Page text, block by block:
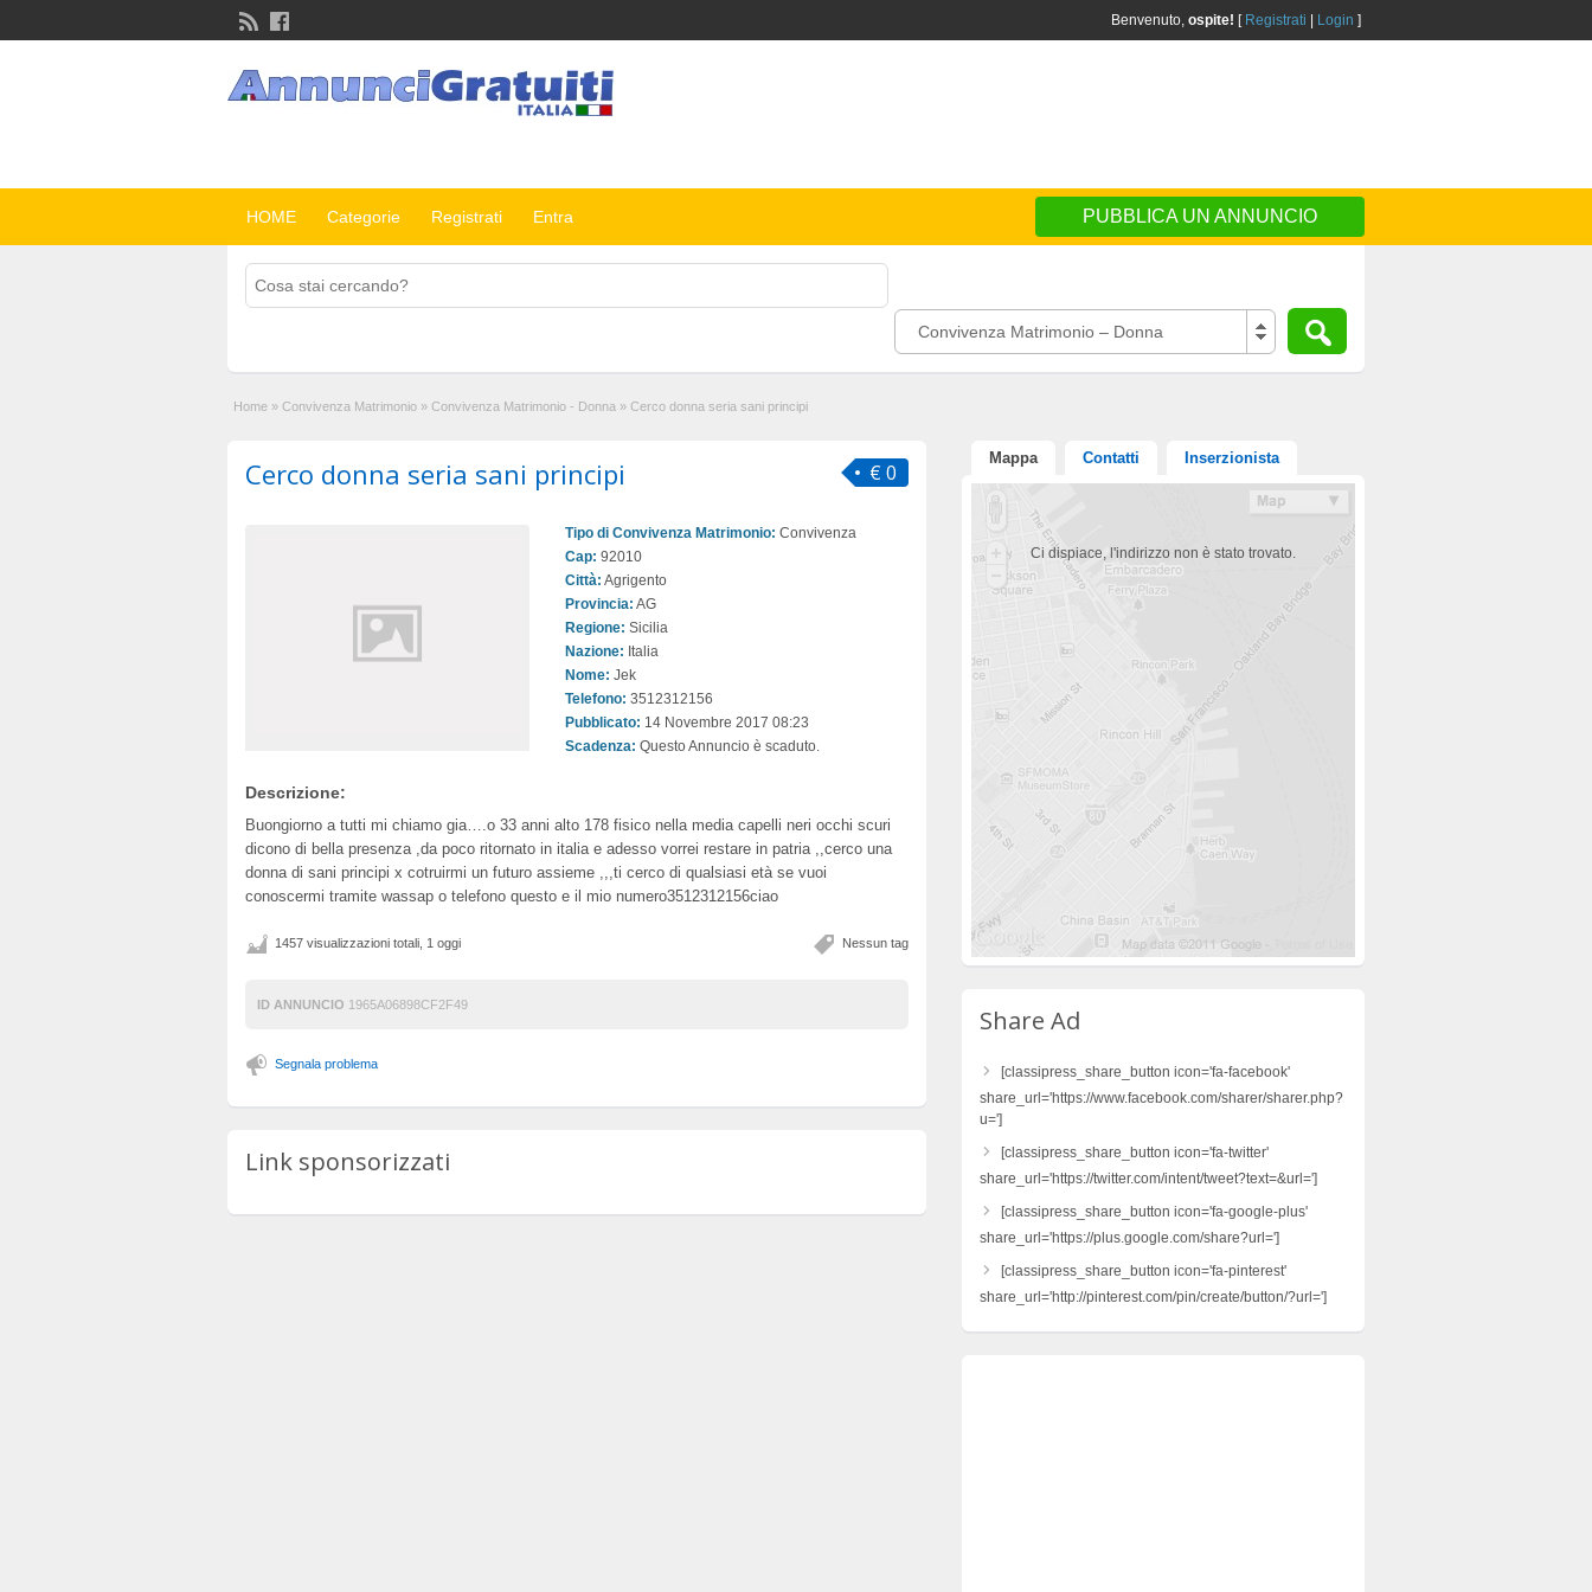
Benvenuto, ospite! [ Registrati Login ]
HOME Categorie Registrati Entra PUBBLICA UN ANNUNCIO
Convivenza Matrimonio – Donna
Home » Convivenza Matrimonio » Convivenza Matrimonio - Donna » Cerco donna seria sani principi
€ 0
Cerco donna seria sani principi
Tipo di Convivenza Matrimonio: Convivenza
Cap: 92010
Città: Agrigento
Provincia: AG
Regione: Sicilia
Nazione: Italia
Nome: Jek
Telefono: 3512312156
Pubblicato: 14 Novembre 2017 08:23
Scadenza: Questo Annuncio è scaduto.
Descrizione:
Buongiorno a tutti mi chiamo gia….o 33 anni alto 178 fisico nella media capelli neri occhi scuri
dicono di bella presenza ,da poco ritornato in italia e adesso vorrei restare in patria ,,cerco una
donna di sani principi x cotruirmi un futuro assieme ,,,ti cerco di qualsiasi età se vuoi
conoscermi tramite wassap o telefono questo e il mio numero3512312156ciao
Nessun tag
1457 visualizzazioni totali, 1 oggi
ID ANNUNCIO 1965A06898CF2F49
Segnala problema
Link sponsorizzati
Mappa Contatti Inserzionista
Ci dispiace, l'indirizzo non è stato trovato.
Share Ad
[classipress_share_button icon='fa-facebook'
share_url='https://www.facebook.com/sharer/sharer.php?
u=']
[classipress_share_button icon='fa-twitter'
share_url='https://twitter.com/intent/tweet?text=&url=']
[classipress_share_button icon='fa-google-plus'
share_url='https://plus.google.com/share?url=']
[classipress_share_button icon='fa-pinterest'
share_url='http://pinterest.com/pin/create/button/?url=']